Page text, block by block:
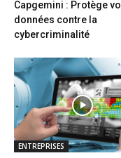
Capgemini : Protège
données contre la
cybercriminalité
ENTREPRISES